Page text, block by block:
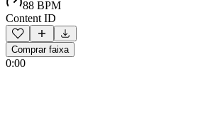
88 BPM
Content ID
Comprar faixa
0:00